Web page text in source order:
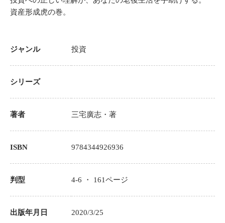
資産形成虎の巻。
ジャンル 投資
シリーズ
著者 三宅廣志 ・著
ISBN 9784344926936
判型 4-6 ・ 161ページ
出版年月日 2020/3/25